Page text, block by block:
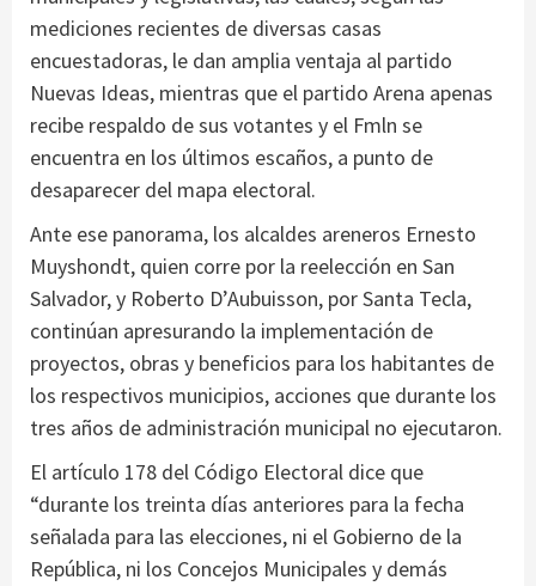
mediciones recientes de diversas casas
encuestadoras, le dan amplia ventaja al partido
Nuevas Ideas, mientras que el partido Arena apenas
recibe respaldo de sus votantes y el Fmln se
encuentra en los últimos escaños, a punto de
desaparecer del mapa electoral.
Ante ese panorama, los alcaldes areneros Ernesto
Muyshondt, quien corre por la reelección en San
Salvador, y Roberto D’Aubuisson, por Santa Tecla,
continúan apresurando la implementación de
proyectos, obras y beneficios para los habitantes de
los respectivos municipios, acciones que durante los
tres años de administración municipal no ejecutaron.
El artículo 178 del Código Electoral dice que
“durante los treinta días anteriores para la fecha
señalada para las elecciones, ni el Gobierno de la
República, ni los Concejos Municipales y demás